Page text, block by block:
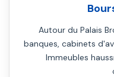
Autour du Palais
banques, cabinets
Immeubles